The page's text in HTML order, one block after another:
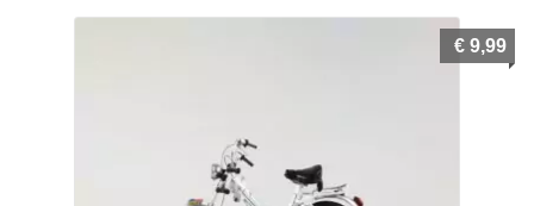
€ 9,99